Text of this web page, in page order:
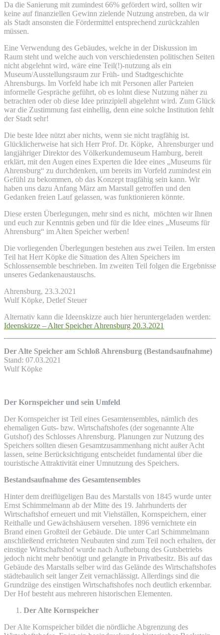
Da die Sanierung mit zumindest 66% gefördert wird, sollten wir
keine auf finanziellen Gewinn zielende Nutzung anstreben, da wir
als Stadt ansonsten die Fördermittel entsprechend zurückzahlen
müssen.
Eine Verwendung des Gebäudes, welche in der Diskussion im
Raum steht und welche auch von verschiedensten politischen Seiten
nicht abgelehnt wird, wäre eine Teil(!)-nutzung als ein
Museum/Ausstellungsraum zur Früh- und Stadtgeschichte
Ahrensburgs. Im Vorfeld habe ich mit Personen aller Parteien
informelle Gespräche geführt, ob es lohnt diese Nutzung näher zu
betrachten oder ob diese Idee prinzipiell abgelehnt wird. Zum Glück
war die Zustimmung fast einhellig, denn eine solche Institution fehlt
der Stadt sehr!
Die beste Idee nützt aber nichts, wenn sie nicht tragfähig ist.
Glücklicherweise hat sich Herr Prof. Dr. Köpke, Ahrensburger und
langjähriger Direktor des Völkerkundemuseum Hamburg, bereit
erklärt, mit den Augen eines Experten die Idee eines „Museums für
Ahrensburg“ zu durchdenken, um bereits im Vorfeld zumindest ein
Gefühl zu bekommen, ob das Konzept tragfähig sein kann. Wir
haben uns dazu Anfang März am Marstall getroffen und den
Gedanken freien Lauf gelassen, was funktionieren könnte.
Diese ersten Überlegungen, mehr sind es nicht, möchten wir Ihnen
und euch zur Kenntnis geben und für die Idee eines „Museums für
Ahrensburg“ im Alten Speicher werben!
Die vorliegenden Überlegungen bestehen aus zwei Teilen. Im ersten
Teil hat Herr Köpke die Situation des Alten Speichers im
Schlossensemble beschrieben. Im zweiten Teil folgen die Ergebnisse
unseres Gedankenaustauschs.
Ahrensburg, 23.3.2021
Wulf Köpke, Detlef Steuer
Alternativ kann die Ideenskizze auch hier heruntergeladen werden:
Ideenskizze – Alter Speicher Ahrensburg 20.3.2021
Der Alte Speicher am Schloß Ahrensburg (Bestandsaufnahme)
Stand: 07.03.2021
Wulf Köpke
Der Kornspeicher und sein Umfeld
Der Kornspeicher ist Teil eines Gesamtensembles, nämlich des
ehemaligen Guts- bzw. Wirtschaftshofes (der sogenannte Alte
Gutshof) des Schlosses Ahrensburg. Planungen zur Nutzung des
Speichers sollten diesen Gesamtzusammenhang nicht außer Acht
lassen, seine Berücksichtigung entscheidet fundamental über die
touristische Attraktivität einer Umnutzung des Speichers.
Bestandsaufnahme des Gesamtensembles
Hinter dem dreiflügeligen Bau des Marstalls von 1845 wurde unter
Ernst Schimmelmann ab der Mitte des 19. Jahrhunderts der
Wirtschaftshof erneuert und mit Viehställen, Kornspeichern, einer
Reithalle und Gewächshäusern versehen. 1896 vernichtete ein
Brand einen Großteil der Gebäude. Die unter Carl Schimmelmann
anschließend errichteten Neubauten sind zum Teil noch erhalten, der
einstige Wirtschaftshof wurde nach Aufhebung des Gutsbetriebs
jedoch nicht mehr benötigt und gelangte in Privatbesitz. Bis auf das
Gebäude des Marstalls selber wird das Gelände des Wirtschaftshofes
städtebaulich seit langer Zeit vernachlässigt. Allerdings sind die
Grundzüge des einstigen Wirtschaftshofes noch deutlich erkennbar.
Der Hof besteht aus mehreren historischen Elementen.
Der Alte Kornspeicher
Der Alte Kornspeicher bildet die nördliche Abgrenzung des